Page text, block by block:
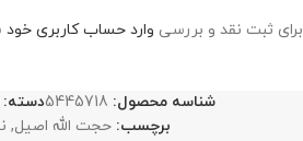
برای ثبت نقد و بررسی وارد حساب کاربری خود
شناسه محصول: 5445718دسته:
برچسب: حجت الله اصیل,